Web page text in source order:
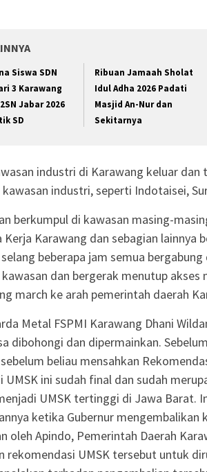
Siswa SDN
3 Karawang
Jabar 2026
SD
Ribuan Jamaah Sholat
Idul Adha 2026 Padati
Masjid An-Nur dan
Sekitarnya
industri di Karawang keluar dan
industri, seperti Indotaisei,
berkumpul di kawasan masing-
Kerja Karawang dan sebagian lainnya
beberapa jam semua
dan bergerak menutup
march ke arah pemerintah daerah
Metal FSPMI Karawang Dhani
dibohongi dan dipermainkan.
beliau mensahkan
UMSK ini sudah final dan sudah
UMSK tertinggi di Jawa Barat.
ketika Gubernur mengembalikan
oleh Apindo, Pemerintah Daerah
rekomendasi UMSK tersebut untuk